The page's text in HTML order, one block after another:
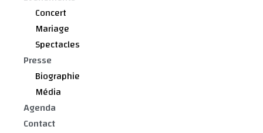
Concert
Mariage
Spectacles
Presse
Biographie
Média
Agenda
Contact